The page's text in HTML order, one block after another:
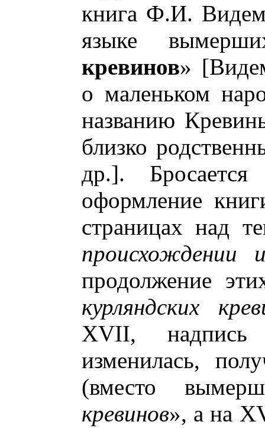
книга Ф.И.
языке
кревинов»
о маленьком
названию
близко
др.].
оформление
страницах над
происхождении
продолжение
курляндских
XVII, надпись
изменилась,
(вместо
кревинов», а на